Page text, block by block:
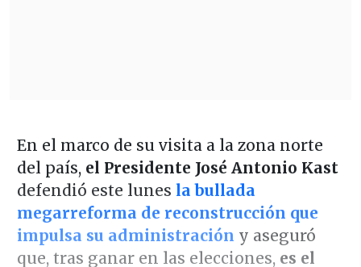
En el marco de su visita a la zona norte
del país, el Presidente José Antonio Kast
defendió este lunes la bullada
megarreforma de reconstrucción que
impulsa su administración y aseguró
que, tras ganar en las elecciones, es el